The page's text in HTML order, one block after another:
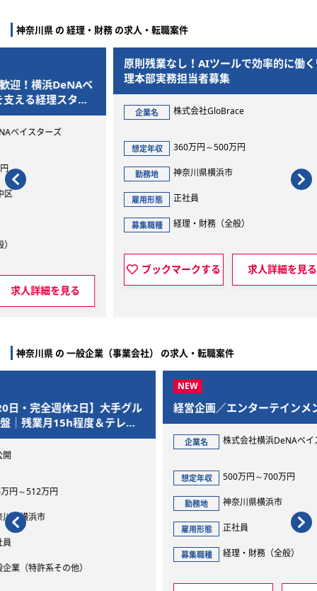
神奈川県 の 経理・財務 の求人・転職案件
ベ
ッ
原則残業なし！AIツールで効率的に働く管
理本部実務担当者募集
株式会社GloBrace
360万円～500万円
神奈川県横浜市
経理・財務（全般）
ブックマークする 求人詳細を見る
スタ
補！
勤
神奈川県 の 一般企業（事業会社） の求人・転職案件
ル
経営企画／エンターテインメント企業
企業名 株式会社横浜DeNAベイスターズ
経理
イス
フ募
勤